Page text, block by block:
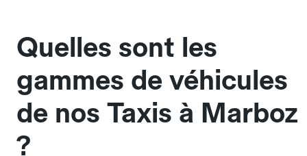
Quelles sont les
gammes de véhicules
de nos Taxis à Marboz
?